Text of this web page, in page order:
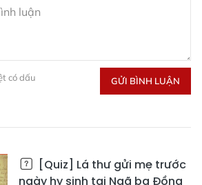
có dấu GỬI BÌNH LUẬN
[Quiz] Lá thư gửi mẹ trước
ngày hy sinh tại Ngã ba Đồng